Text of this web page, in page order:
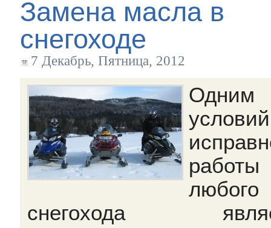
Замена масла в
снегоходе
7 Декабрь, Пятница, 2012
условий
работы
любого
снегохода